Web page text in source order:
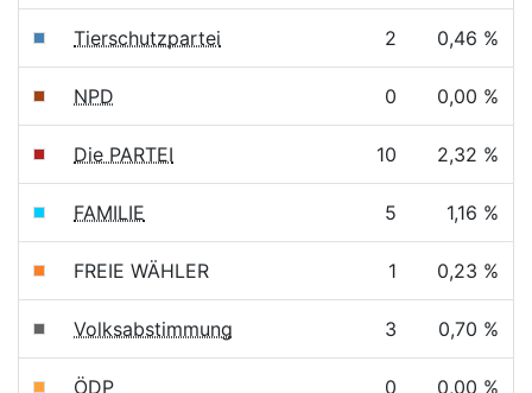
Tierschutzpartei 2 0,46 %
NPD 0 0,00 %
Die PARTEI 10 2,32 %
FAMILIE 5 1,16 %
FREIE WÄHLER 1 0,23 %
Volksabstimmung 3 0,70 %
ÖDP 0 0,00 %